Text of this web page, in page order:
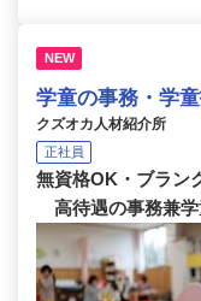
NEW
学童の事務・学
クズオカ人材紹介所
正社員
無資格OK・ブラン
高待遇の事務兼学